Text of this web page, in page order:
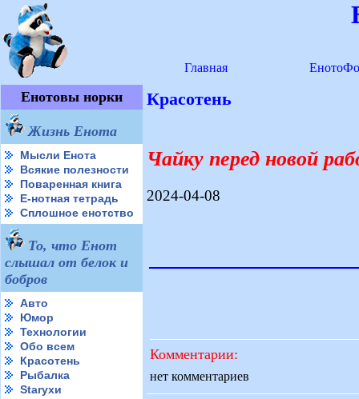
Главная
Енотовы норки
Жизнь Енота
Мысли Енота
Всякие полезности
Поваренная книга
Е-нотная тетрадь
Сплошное енотство
То, что Енот
слышал от белок и
бобров
Авто
Юмор
Технологии
Обо всем
Красотень
Рыбалка
Starухи
Красотень
Чайку перед новой
2024-04-08
Комментарии:
нет комментариев